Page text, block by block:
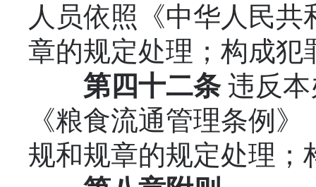
人员依照《中华人民
章的规定处理；构成犯
第四十二条违反本
《粮食流通管理条例
规和规章的规定处理；